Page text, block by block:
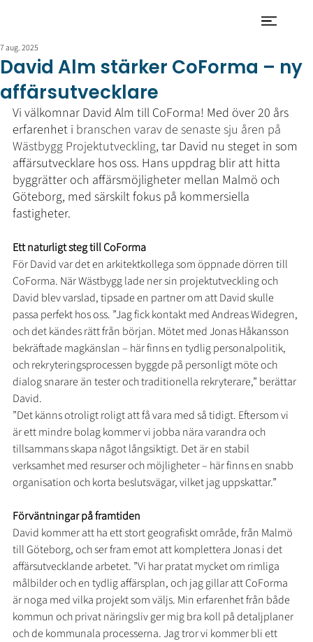
David Alm stärker CoForma – ny
affärsutvecklare
7 aug. 2025
Vi välkomnar David Alm till CoForma! Med över 20 års
erfarenhet i branschen varav de senaste sju åren på
Wästbygg Projektutveckling, tar David nu steget in som
affärsutvecklare hos oss. Hans uppdrag blir att hitta
byggrätter och affärsmöjligheter mellan Malmö och
Göteborg, med särskilt fokus på kommersiella
fastigheter.
Ett naturligt steg till CoForma
För David var det en arkitektkollega som öppnade dörren till
CoForma. När Wästbygg lade ner sin projektutveckling och
David blev varslad, tipsade en partner om att David skulle
passa perfekt hos oss. ”Jag fick kontakt med Andreas Widegren,
och det kändes rätt från början. Mötet med Jonas Håkansson
bekräftade magkänslan – här finns en tydlig personalpolitik,
och rekryteringsprocessen byggde på personligt möte och
dialog snarare än tester och traditionella rekryterare,” berättar
David.
”Det känns otroligt roligt att få vara med så tidigt. Eftersom vi
är ett mindre bolag kommer vi jobba nära varandra och
tillsammans skapa något långsiktigt. Det är en stabil
verksamhet med resurser och möjligheter – här finns en snabb
organisation och korta beslutsvägar, vilket jag uppskattar.”
Förväntningar på framtiden
David kommer att ha ett stort geografiskt område, från Malmö
till Göteborg, och ser fram emot att komplettera Jonas i det
affärsutvecklande arbetet. ”Vi har pratat mycket om rimliga
målbilder och en tydlig affärsplan, och jag gillar att CoForma
är noga med vilka projekt som väljs. Min erfarenhet från både
kommun och privat näringsliv ger mig bra koll på detaljplaner
och de kommunala processerna. Jag tror vi kommer bli ett